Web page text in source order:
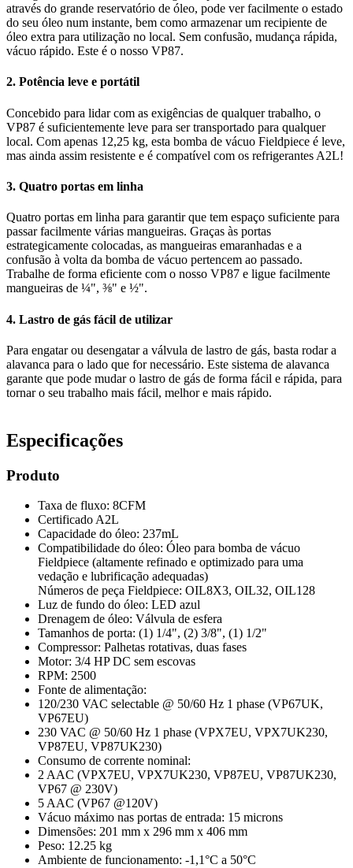
através do grande reservatório de óleo, pode ver facilmente o estado
do seu óleo num instante, bem como armazenar um recipiente de
óleo extra para utilização no local. Sem confusão, mudança rápida,
vácuo rápido. Este é o nosso VP87.
2. Potência leve e portátil
Concebido para lidar com as exigências de qualquer trabalho, o
VP87 é suficientemente leve para ser transportado para qualquer
local. Com apenas 12,25 kg, esta bomba de vácuo Fieldpiece é leve,
mas ainda assim resistente e é compatível com os refrigerantes A2L!
3. Quatro portas em linha
Quatro portas em linha para garantir que tem espaço suficiente para
passar facilmente várias mangueiras. Graças às portas
estrategicamente colocadas, as mangueiras emaranhadas e a
confusão à volta da bomba de vácuo pertencem ao passado.
Trabalhe de forma eficiente com o nosso VP87 e ligue facilmente
mangueiras de ¼", ⅜" e ½".
4. Lastro de gás fácil de utilizar
Para engatar ou desengatar a válvula de lastro de gás, basta rodar a
alavanca para o lado que for necessário. Este sistema de alavanca
garante que pode mudar o lastro de gás de forma fácil e rápida, para
tornar o seu trabalho mais fácil, melhor e mais rápido.
Especificações
Produto
Taxa de fluxo: 8CFM
Certificado A2L
Capacidade do óleo: 237mL
Compatibilidade do óleo: Óleo para bomba de vácuo
Fieldpiece (altamente refinado e optimizado para uma
vedação e lubrificação adequadas)
Números de peça Fieldpiece: OIL8X3, OIL32, OIL128
Luz de fundo do óleo: LED azul
Drenagem de óleo: Válvula de esfera
Tamanhos de porta: (1) 1/4", (2) 3/8", (1) 1/2"
Compressor: Palhetas rotativas, duas fases
Motor: 3/4 HP DC sem escovas
RPM: 2500
Fonte de alimentação:
120/230 VAC selectable @ 50/60 Hz 1 phase (VP67UK,
VP67EU)
230 VAC @ 50/60 Hz 1 phase (VPX7EU, VPX7UK230,
VP87EU, VP87UK230)
Consumo de corrente nominal:
2 AAC (VPX7EU, VPX7UK230, VP87EU, VP87UK230,
VP67 @ 230V)
5 AAC (VP67 @120V)
Vácuo máximo nas portas de entrada: 15 microns
Dimensões: 201 mm x 296 mm x 406 mm
Peso: 12.25 kg
Ambiente de funcionamento: -1,1°C a 50°C